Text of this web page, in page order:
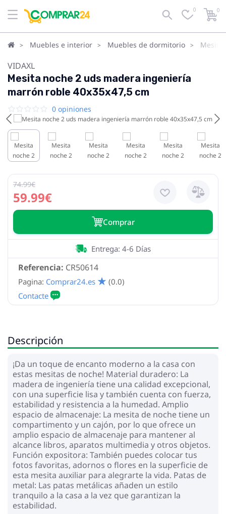
0 0
Muebles e interior Muebles de dormitorio
VIDAXL
Mesita noche 2 uds madera ingeniería
marrón roble 40x35x47,5 cm
0 opiniones
59.99€
74.99€
Сomprar
Referencia: CR50614
Entrega: 4-6 Días
Pagina: Comprar24.es (0.0)
Descripción
¡Da un toque de encanto moderno a la casa con
estas mesitas de noche! Material duradero: La
madera de ingeniería tiene una calidad excepcional,
con una superficie lisa y también cuenta con fuerza,
estabilidad y resistencia a la humedad. Amplio
espacio de almacenaje: La mesita de noche tiene un
compartimento y un cajón, por lo que ofrece un
amplio espacio de almacenaje para mantener al
alcance libros, aparatos multimedia y otros objetos.
Función expositora: También puedes colocar tus
fotos favoritas, adornos o flores en la superficie de
esta mesita auxiliar para alegrarte la vida. Patas de
metal: Las patas metálicas añaden un estilo
tranquilo a la casa a la vez que garantizan la
estabilidad.